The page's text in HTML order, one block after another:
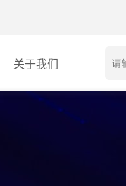
关于我们